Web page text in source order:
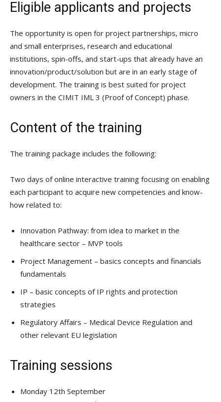
Eligible applicants and projects
The opportunity is open for project partnerships, micro
and small enterprises, research and educational
institutions, spin-offs, and start-ups that already have an
innovation/product/solution but are in an early stage of
development. The training is best suited for project
owners in the CIMIT IML 3 (Proof of Concept) phase.
Content of the training
The training package includes the following:
Two days of online interactive training focusing on enabling
each participant to acquire new competencies and know-
how related to:
Innovation Pathway: from idea to market in the
healthcare sector – MVP tools
Project Management – basics concepts and financials
fundamentals
IP – basic concepts of IP rights and protection
strategies
Regulatory Affairs – Medical Device Regulation and
other relevant EU legislation
Training sessions
Monday 12th September